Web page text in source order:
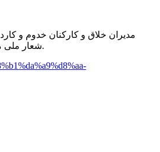
شعار ملی ما می توانیم، تعمیر فوق تخصصی کمپرسور واحد الفین را با موفقیت به پایان رسانده و در دی و بهمن ماه سال ۱۴۰۲ رکورد تولیدی مرداد ۱۳۹۷ توسط آنان شکسته شد.